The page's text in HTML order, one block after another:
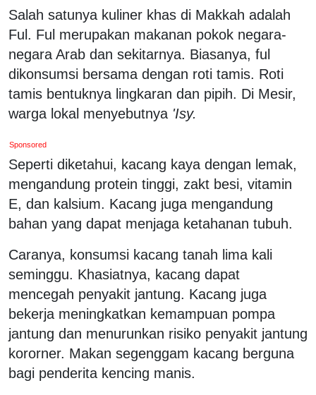
Salah satunya kuliner khas di Makkah adalah
Ful. Ful merupakan makanan pokok negara-
negara Arab dan sekitarnya. Biasanya, ful
dikonsumsi bersama dengan roti tamis. Roti
tamis bentuknya lingkaran dan pipih. Di Mesir,
warga lokal menyebutnya 'Isy.
Sponsored
Seperti diketahui, kacang kaya dengan lemak,
mengandung protein tinggi, zakt besi, vitamin
E, dan kalsium. Kacang juga mengandung
bahan yang dapat menjaga ketahanan tubuh.
Caranya, konsumsi kacang tanah lima kali
seminggu. Khasiatnya, kacang dapat
mencegah penyakit jantung. Kacang juga
bekerja meningkatkan kemampuan pompa
jantung dan menurunkan risiko penyakit jantung
kororner. Makan segenggam kacang berguna
bagi penderita kencing manis.